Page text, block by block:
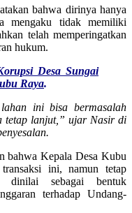
bahwa dirinya hanya
mengaku tidak memiliki
telah memperingatkan
hukum.
Desa Sungai
Raya.
ini bisa bermasalah
tetap lanjut,” ujar Nasir di
bahwa Kepala Desa Kubu
ini, namun tetap
dinilai sebagai bentuk
terhadap Undang-